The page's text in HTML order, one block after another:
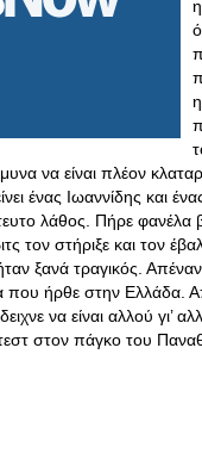
να είναι πλέον
ένας Ιωαννίδης και
λάθος. Πήρε
τον στήριξε και τον
ξανά τραγικός.
που ήρθε στην Ελλάδα.
να είναι αλλού γι’
στον πάγκο του